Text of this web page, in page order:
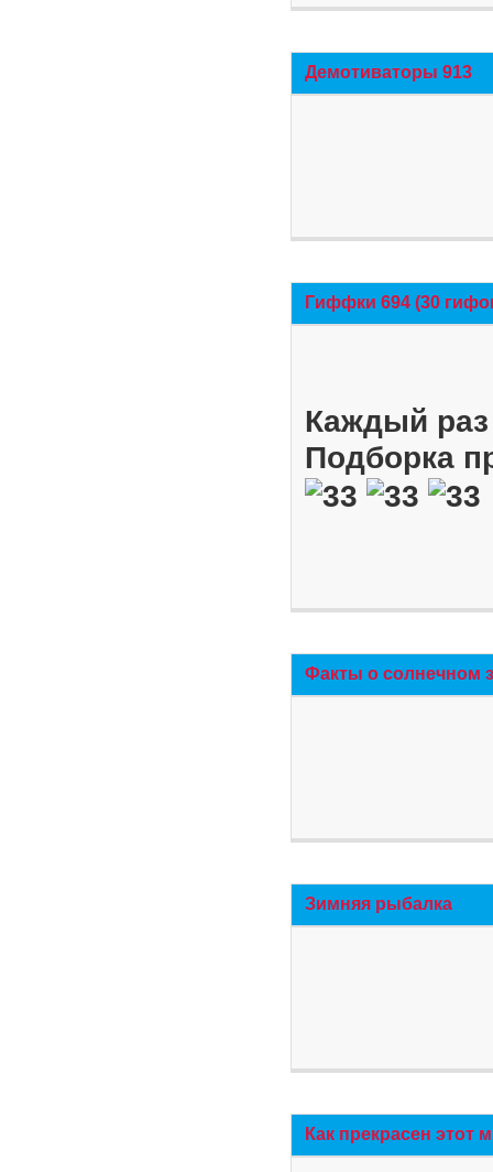
Демотиваторы 913
Гиффки 694 (30
Каждый
Подборка
Факты о солнечном
Зимняя рыбалка
Как прекрасен этот